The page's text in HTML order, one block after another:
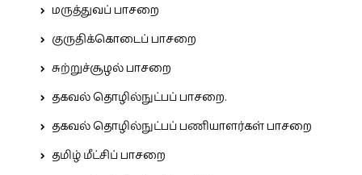
மருத்துவப் பாசறை
குருதிக்கொடைப் பாசறை
சுற்றுச்சூழல் பாசறை
தகவல் தொழில்நுட்பப் பாசறை.
தகவல் தொழில்நுட்பப் பணியாளர்கள் பாசறை
தமிழ் மீட்சிப் பாசறை